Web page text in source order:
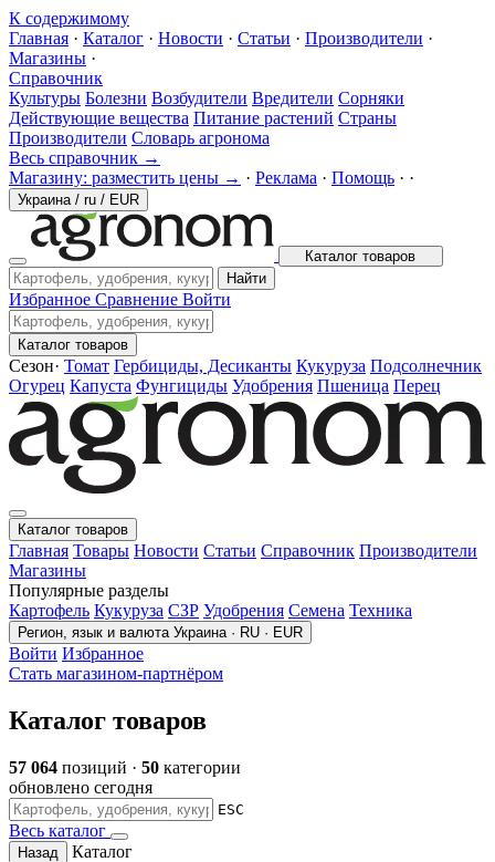
К содержимому
Главная · Каталог · Новости · Статьи · Производители ·
Магазины ·
Справочник
Культуры Болезни Возбудители Вредители Сорняки
Действующие вещества Питание растений Страны
Производители Словарь агронома
Весь справочник →
Магазину: разместить цены → · Реклама · Помощь · ·
Украина / ru / EUR
Каталог товаров
Найти
Избранное Сравнение Войти
Каталог товаров
Сезон· Томат Гербициды, Десиканты Кукуруза Подсолнечник
Огурец Капуста Фунгициды Удобрения Пшеница Перец
Каталог товаров
Главная Товары Новости Статьи Справочник Производители
Магазины
Популярные разделы
Картофель Кукуруза СЗР Удобрения Семена Техника
Регион, язык и валюта Украина · RU · EUR
Войти Избранное
Стать магазином-партнёром
Каталог товаров
57 064 позиций · 50 категории
обновлено сегодня
ESC
Весь каталог
Назад
Каталог